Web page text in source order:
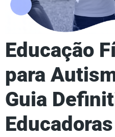
Educação
para
Guia
Educadoras